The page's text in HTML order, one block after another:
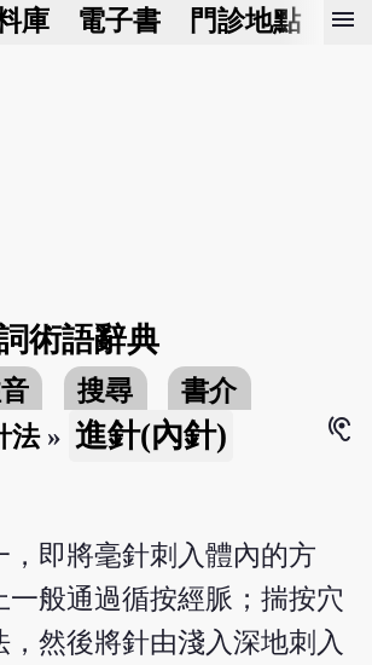
庫 電子書 門診地點 預
menu
術語辭典
搜尋
書介
法» 進針(內針)
hearing
，即將毫針刺入體內的方
一般通過循按經脈；揣按穴
，然後將針由淺入深地刺入